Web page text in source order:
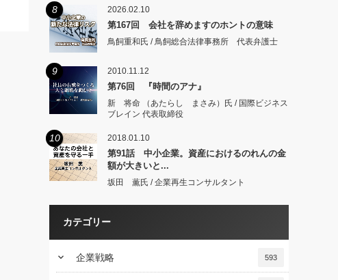
8 2026.02.10
第167回 会社を辞めますのホントの意味
鳥飼重和氏 / 鳥飼総合法律事務所 代表弁護士
9 2010.11.12
第76回 『時間のアナ』
新 将命 （あたらし まさみ）氏 / 国際ビジネス
ブレイン 代表取締役
10 2018.01.10
第91話 中小企業。資産におけるのれんの金
額が大きいと...
坂田 薫氏 / 企業再生コンサルタント
カテゴリー
keyboard_arrow_down 企業戦略 593